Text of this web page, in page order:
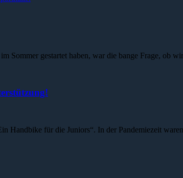
Sommer gestartet haben, war die bange Frage, ob
Handbike für die Juniors“. In der Pandemiezeit